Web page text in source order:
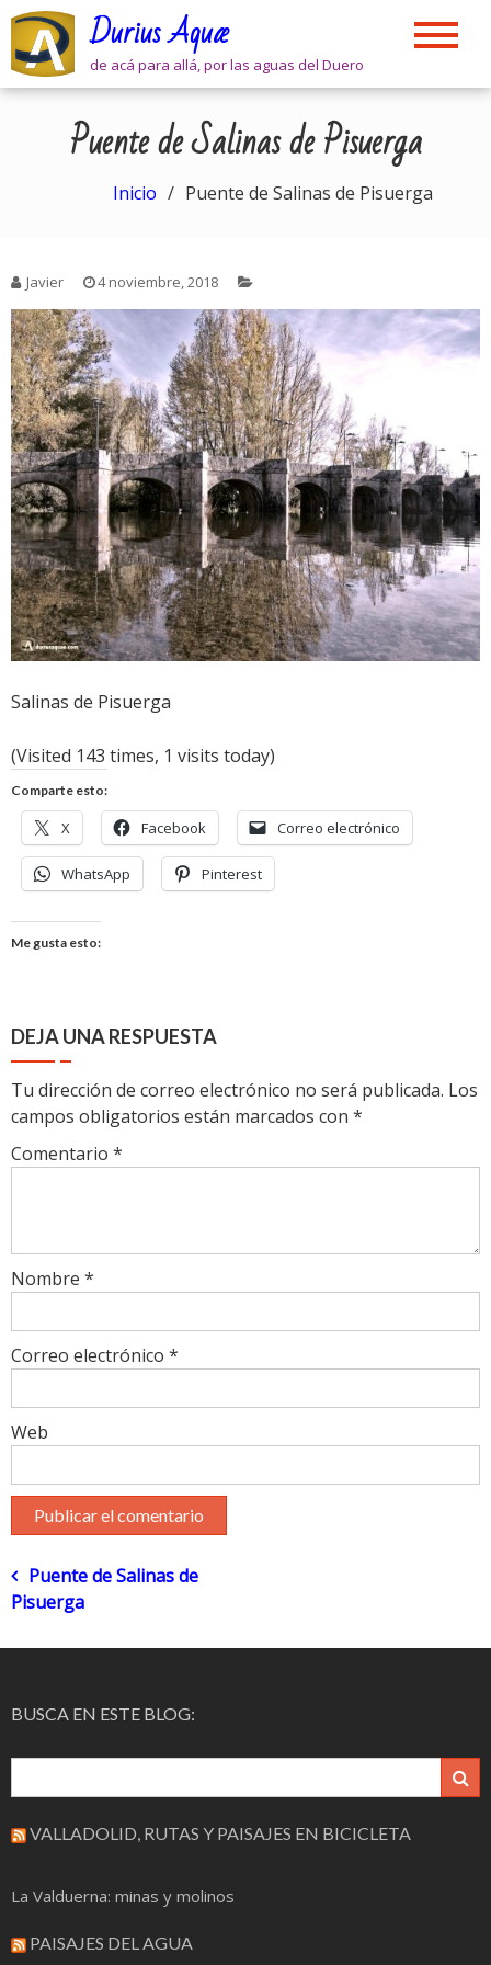
Skip
content
Durius Aquæ
de acá para allá, por las aguas del Duero
Puente de Salinas de Pisuerga
Inicio Puente de Salinas de Pisuerga
Javier 4 noviembre, 2018
Salinas de Pisuerga
(Visited 143 times, 1 visits today)
Comparte esto:
X Facebook Correo electrónico
WhatsApp Pinterest
Me gusta esto:
DEJA UNA RESPUESTA
Tu dirección de correo electrónico no será publicada. Los
campos obligatorios están marcados con *
Comentario *
Nombre *
Correo electrónico *
Web
Navegación
Puente de Salinas de
Pisuerga
BUSCA EN ESTE BLOG:
VALLADOLID, RUTAS Y PAISAJES EN BICICLETA
La Valduerna: minas y molinos
PAISAJES DEL AGUA